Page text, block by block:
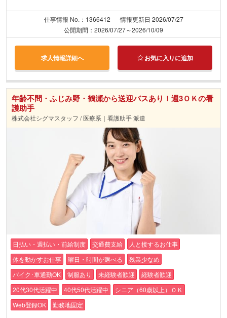
仕事情報 No.：1366412
情報更新日 2026/07/27
公開期間：2026/07/27～2026/10/09
求人情報詳細へ お気に入りに追加
年齢不問・ふじみ野・鶴瀬から送迎バスあり！週3ＯＫの看
護助手
株式会社シグマスタッフ / 医療系｜看護助手 派遣
日払い・週払い・前給制度 交通費支給
人と接するお仕事
体を動かすお仕事
曜日・時間が選べる
残業少なめ
バイク･車通勤OK
制服あり 未経験者歓迎
経験者歓迎
20代30代活躍中
40代50代活躍中
シニア（60歳以上）ＯＫ
Web登録OK
勤務地固定